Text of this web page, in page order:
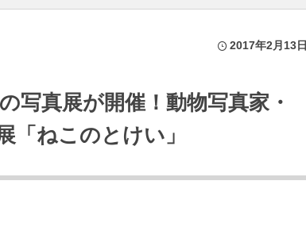
2017年2月13日
写真展が開催！動物写真家・
「ねこのとけい」